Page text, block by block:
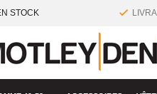
STOCK